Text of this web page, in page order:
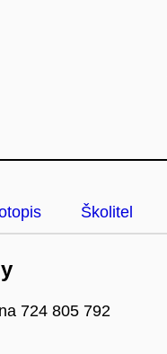
Školitel
724 805 792